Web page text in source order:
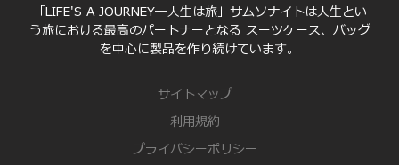
「LIFE'S A JOURNEY―人生は旅」サムソナイトは人生とい
う旅における最高のパートナーとなる スーツケース、バッグ
を中心に製品を作り続けています。
サイトマップ
利用規約
プライバシーポリシー